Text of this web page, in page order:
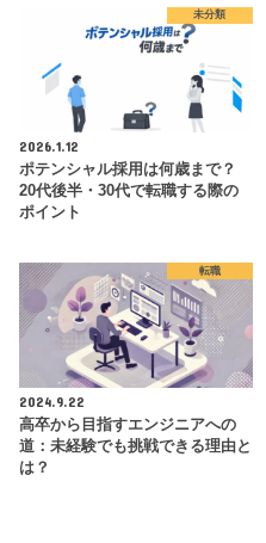
未分類
2026.1.12
ポテンシャル採用は何歳まで？
20代後半・30代で転職する際の
ポイント
転職
2024.9.22
高卒から目指すエンジニアへの
道：未経験でも挑戦できる理由と
は？